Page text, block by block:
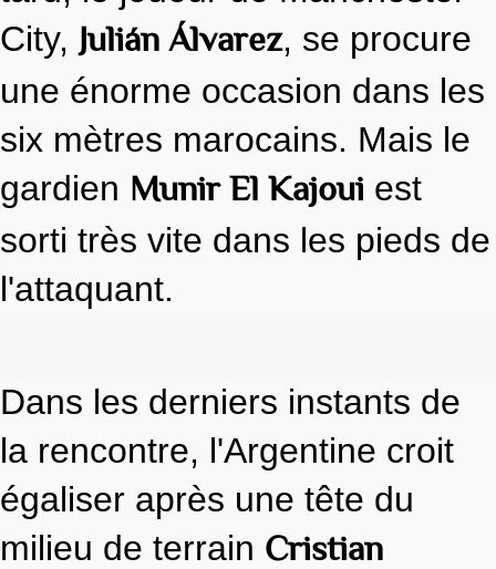
City, Julián Álvarez, se procure
une énorme occasion dans les
six mètres marocains. Mais le
gardien Munir El Kajoui est
sorti très vite dans les pieds de
l'attaquant.
Dans les derniers instants de
la rencontre, l'Argentine croit
égaliser après une tête du
milieu de terrain Cristian